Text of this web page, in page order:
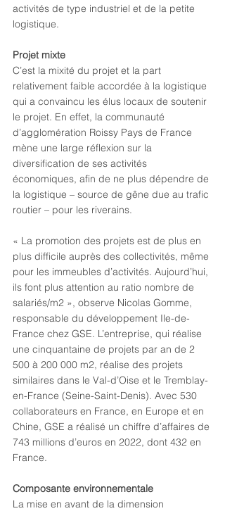
activités de type industriel et de la petite
logistique.
Projet mixte
C’est la mixité du projet et la part
relativement faible accordée à la logistique
qui a convaincu les élus locaux de soutenir
le projet. En effet, la communauté
d’agglomération Roissy Pays de France
mène une large réflexion sur la
diversification de ses activités
économiques, afin de ne plus dépendre de
la logistique – source de gêne due au trafic
routier – pour les riverains.
« La promotion des projets est de plus en
plus difficile auprès des collectivités, même
pour les immeubles d’activités. Aujourd’hui,
ils font plus attention au ratio nombre de
salariés/m2 », observe Nicolas Gomme,
responsable du développement Ile-de-
France chez GSE. L’entreprise, qui réalise
une cinquantaine de projets par an de 2
500 à 200 000 m2, réalise des projets
similaires dans le Val-d’Oise et le Tremblay-
en-France (Seine-Saint-Denis). Avec 530
collaborateurs en France, en Europe et en
Chine, GSE a réalisé un chiffre d’affaires de
743 millions d’euros en 2022, dont 432 en
France.
Composante environnementale
La mise en avant de la dimension